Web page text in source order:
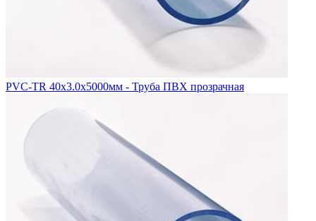
PVC-TR 40x3.0x5000мм - Труба ПВХ прозрачная